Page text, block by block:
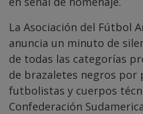
La Asociación del Fútbol
anuncia un minuto de
de todas las categorías
de brazaletes negros
futbolistas y cuerpos
Confederación